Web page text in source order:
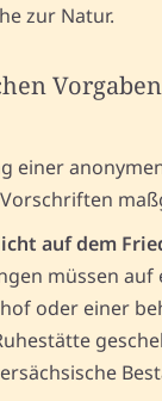
zur Natur.
einer
auf dem
müssen auf
oder einer